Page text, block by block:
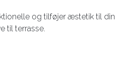
og tilføjer æstetik til din
til terrasse.